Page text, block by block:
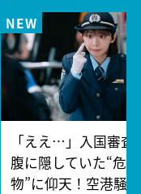
「ええ…」入国審査
腹に隠していた“危
物”に仰天！空港騒